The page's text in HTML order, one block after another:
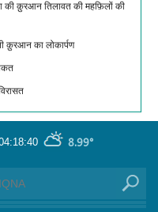
की क़ुरआन तिलावत की महफ़िलों की
क़ुरआन का लोकार्पण
8.99°